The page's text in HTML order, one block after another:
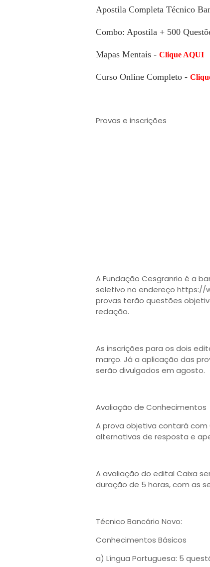
Apostila Completa Técnico
Combo: Apostila + 500
Mapas Mentais - Clique AQUI
Curso Online Completo -
Provas e inscrições
A Fundação Cesgranrio é a
seletivo no endereço https://
provas terão questões
redação.
As inscrições para os dois
março. Já a aplicação das
serão divulgados em agosto.
Avaliação de Conhecimentos
A prova objetiva contará
alternativas de resposta e
A avaliação do edital Caixa
duração de 5 horas, com as
Técnico Bancário Novo:
Conhecimentos Básicos
a) Língua Portuguesa: 5